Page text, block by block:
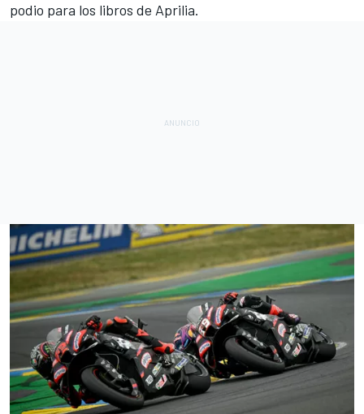
podio para los libros de Aprilia.